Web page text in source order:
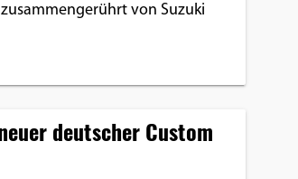
von Suzuki
deutscher Custom